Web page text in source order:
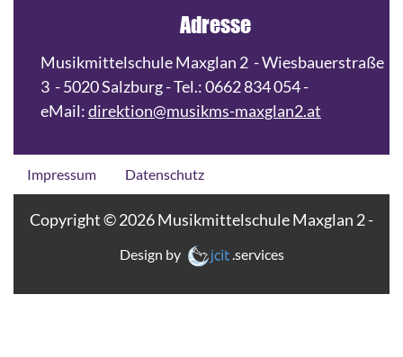
Adresse
Musikmittelschule Maxglan 2 - Wiesbauerstraße
3 - 5020 Salzburg - Tel.: 0662 834 054 -
eMail:direktion@musikms-maxglan2.at
Impressum Datenschutz
Copyright © 2026 Musikmittelschule Maxglan 2 -
Design by .services